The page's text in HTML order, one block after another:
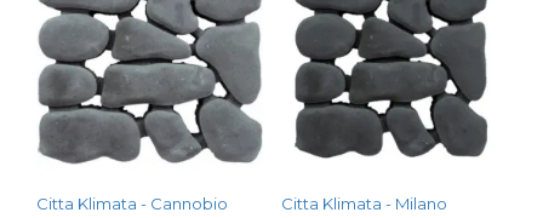
Citta Klimata - Cannobio Citta Klimata - Milano